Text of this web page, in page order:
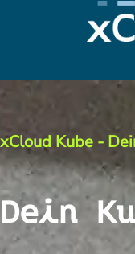
xCloud Kube -
Dein